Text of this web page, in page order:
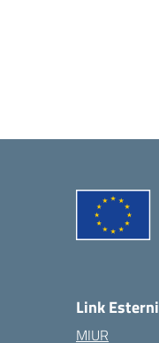
Link Esterni
MIUR